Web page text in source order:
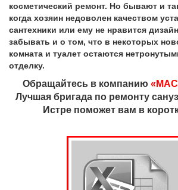
косметический ремонт. Но бывают и
когда хозяин недоволен качеством
сантехники или ему не нравится
забывать и о том, что в некоторых
комната и туалет остаются
отделку.
Обращайтесь в компанию
Лучшая бригада по ремонту
Истре поможет вам в